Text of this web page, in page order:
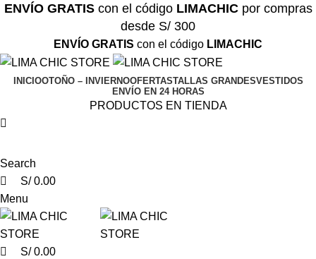
ENVÍO GRATIScon el código LIMACHICpor compras
desde S/ 300
ENVÍO GRATIS con el código LIMACHIC
INICIOOTOÑO – INVIERNOOFERTASTALLAS GRANDESVESTIDOS
ENVÍO EN 24 HORAS
PRODUCTOS EN TIENDA
Search
S/0.00
Menu
S/0.00